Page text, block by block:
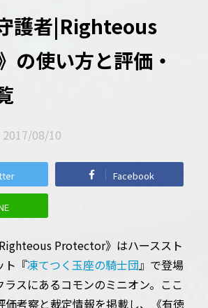
護者|Righteous
の使い方と評価・
2017/08/10
Facebook
Protector》はハーススト
ト『凍てつく玉座の騎士団』で登場
ラスにあるコモンのミニオン。ここ
価考察と裁定情報を掲載し、《有徳